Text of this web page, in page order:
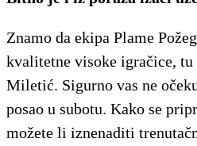
Znamo da ekipa Plame
kvalitetne visoke igračice, tu
Miletić. Sigurno vas ne
posao u subotu. Kako se
možete li iznenaditi